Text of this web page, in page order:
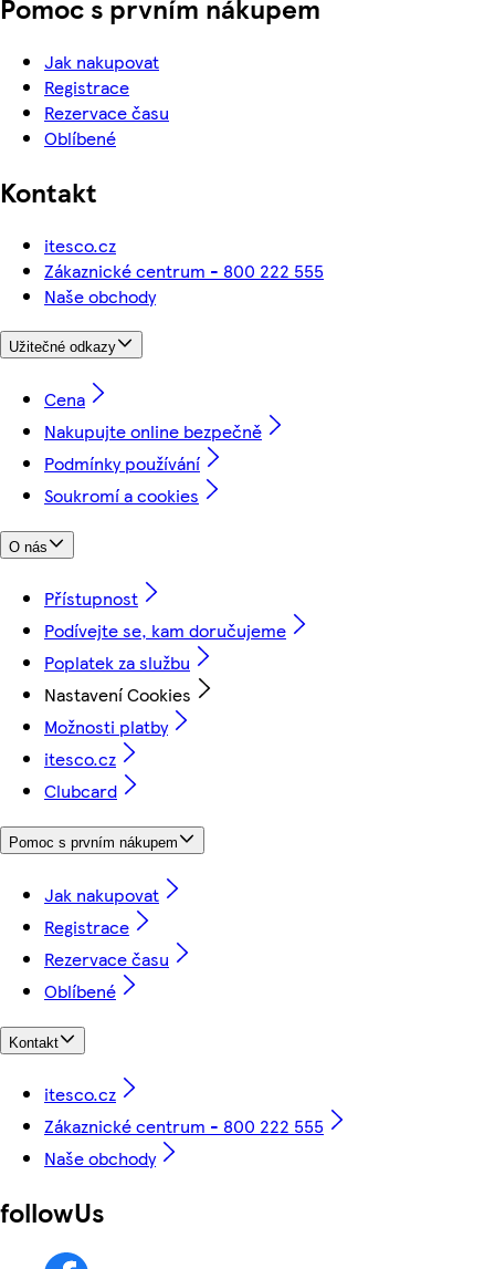
Pomoc s prvním nákupem
Jak nakupovat
Registrace
Rezervace času
Oblíbené
Kontakt
itesco.cz
Zákaznické centrum - 800 222 555
Naše obchody
Užitečné odkazy
Cena
Nakupujte online bezpečně
Podmínky používání
Soukromí a cookies
O nás
Přístupnost
Podívejte se, kam doručujeme
Poplatek za službu
Nastavení Cookies
Možnosti platby
itesco.cz
Clubcard
Pomoc s prvním nákupem
Jak nakupovat
Registrace
Rezervace času
Oblíbené
Kontakt
itesco.cz
Zákaznické centrum - 800 222 555
Naše obchody
followUs